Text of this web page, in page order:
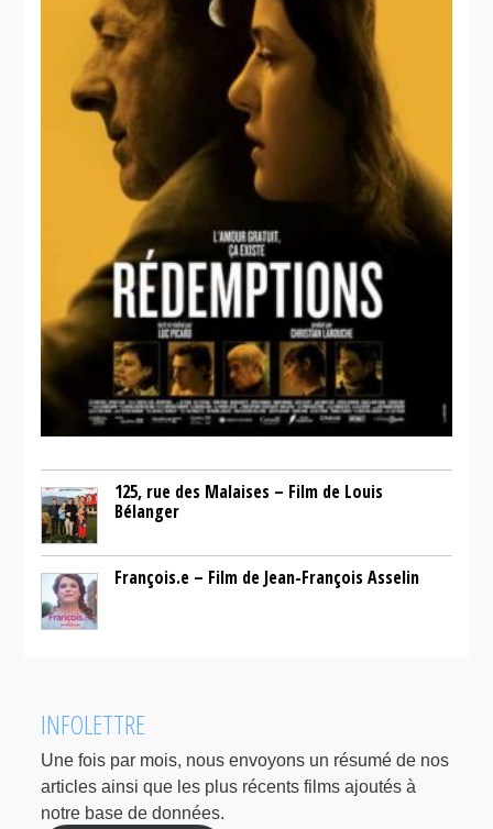
125, rue des Malaises – Film de Louis
Bélanger
François.e – Film de Jean-François Asselin
INFOLETTRE
Une fois par mois, nous envoyons un résumé de nos
articles ainsi que les plus récents films ajoutés à
notre base de données.